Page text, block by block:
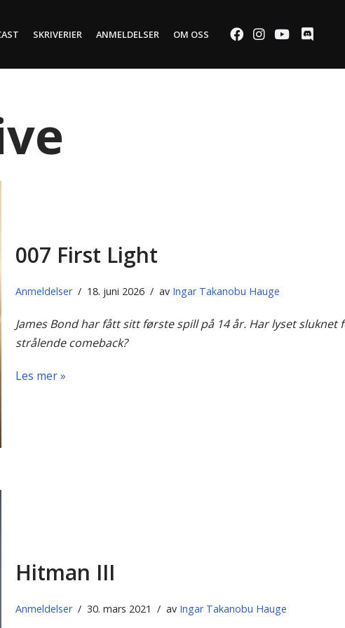
SKRIVERIER ANMELDELSER OM OSS
007 First Light
Anmeldelser 18. juni 2026 av Ingar Takanobu Hauge
James Bond har fått sitt første spill på 14 år. Har lyset
strålende comeback?
Les mer »
Hitman III
Anmeldelser 30. mars 2021 av Ingar Takanobu Hauge